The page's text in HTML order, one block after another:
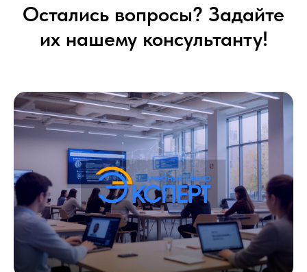
Остались вопросы? Задайте
их нашему консультанту!